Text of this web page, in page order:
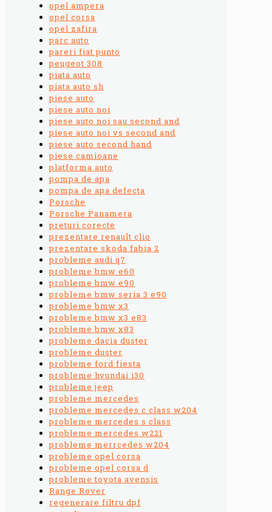
opel ampera
opel corsa
opel zafira
parc auto
pareri fiat punto
peugeot 308
piata auto
piata auto sh
piese auto
piese auto noi
piese auto noi sau second and
piese auto noi vs second and
piese auto second hand
piese camioane
platforma auto
pompa de apa
pompa de apa defecta
Porsche
Porsche Panamera
preturi corecte
prezentare renault clio
prezentare skoda fabia 2
probleme audi q7
probleme bmw e60
probleme bmw e90
probleme bmw seria 3 e90
probleme bmw x3
probleme bmw x3 e83
probleme bmw x83
probleme dacia duster
probleme duster
probleme ford fiesta
probleme hyundai i30
probleme jeep
probleme mercedes
probleme mercedes c class w204
probleme mercedes s class
probleme mercedes w221
probleme merrcedes w204
probleme opel corsa
probleme opel corsa d
probleme toyota avensis
Range Rover
regenerare filtru dpf